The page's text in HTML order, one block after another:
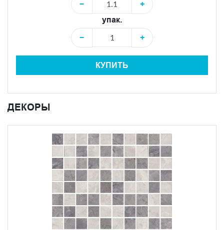
−
+
упак.
−
+
КУПИТЬ
ДЕКОРЫ